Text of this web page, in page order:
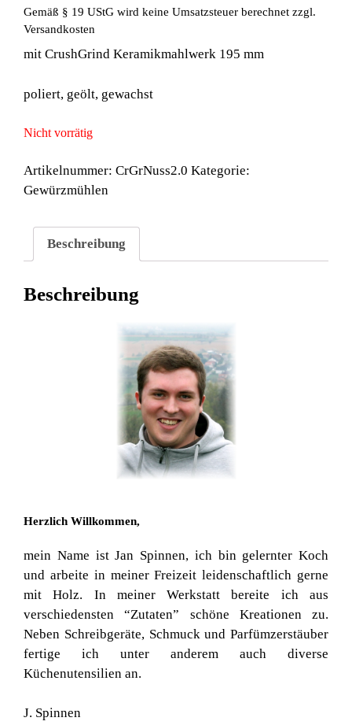
Gemäß § 19 UStG wird keine Umsatzsteuer berechnet zzgl.
Versandkosten
mit CrushGrind Keramikmahlwerk 195 mm
poliert, geölt, gewachst
Nicht vorrätig
Artikelnummer: CrGrNuss2.0 Kategorie:
Gewürzmühlen
Beschreibung
Beschreibung
Herzlich Willkommen,
mein Name ist Jan Spinnen, ich bin gelernter Koch
und arbeite in meiner Freizeit leidenschaftlich gerne
mit Holz. In meiner Werkstatt bereite ich aus
verschiedensten “Zutaten” schöne Kreationen zu.
Neben Schreibgeräte, Schmuck und Parfümzerstäuber
fertige ich unter anderem auch diverse
Küchenutensilien an.
J. Spinnen